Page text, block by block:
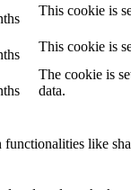
This cookie is
This cookie is
The cookie is
data.
like